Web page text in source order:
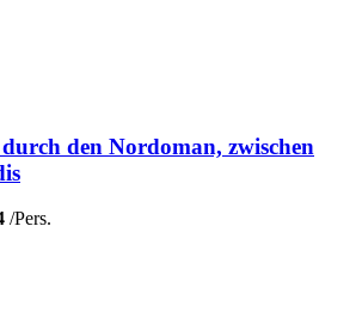
den Nordoman, zwischen
/Pers.